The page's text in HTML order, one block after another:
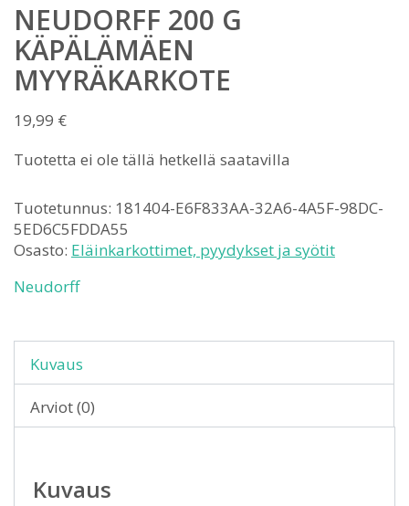
NEUDORFF 200 G
KÄPÄLÄMÄEN
MYYRÄKARKOTE
19,99 €
Tuotetta ei ole tällä hetkellä saatavilla
Tuotetunnus: 181404-E6F833AA-32A6-4A5F-98DC-
5ED6C5FDDA55
Osasto: Eläinkarkottimet, pyydykset ja syötit
Neudorff
Kuvaus
Arviot (0)
Kuvaus